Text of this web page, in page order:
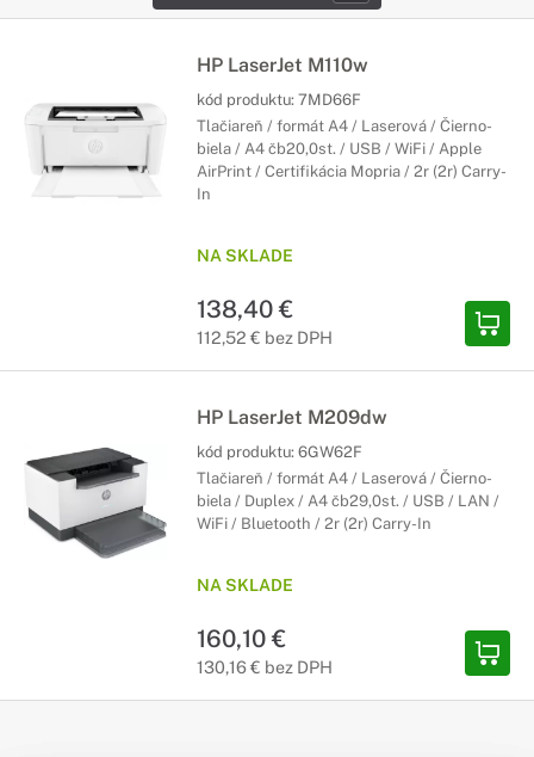
HP LaserJet M110w
kód produktu: 7MD66F
Tlačiareň / formát A4 / Laserová / Čierno-
biela / A4 čb20,0st. / USB / WiFi / Apple
AirPrint / Certifikácia Mopria / 2r (2r) Carry-
In
NA SKLADE
138,40 €
112,52 € bez DPH
HP LaserJet M209dw
kód produktu: 6GW62F
Tlačiareň / formát A4 / Laserová / Čierno-
biela / Duplex / A4 čb29,0st. / USB / LAN /
WiFi / Bluetooth / 2r (2r) Carry-In
NA SKLADE
160,10 €
130,16 € bez DPH